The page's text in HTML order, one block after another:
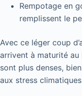
Rempotage en
remplissent le
Avec ce léger coup
arrivent à maturité au
sont plus denses,
aux stress